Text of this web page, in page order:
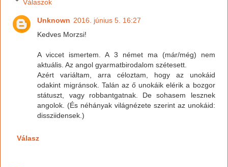
Válaszok
Unknown 2016. június 5. 16:27
Kedves Morzsi!
A viccet ismertem. A 3 német ma (már/még) nem
aktuális. Az angol gyarmatbirodalom szétesett.
Azért variáltam, arra céloztam, hogy az unokáid
odakint migránsok. Talán az ő unokáik elérik a bozgor
státuszt, vagy robbantgatnak. De sohasem lesznek
angolok. (És néhányak világnézete szerint az unokáid:
dissziidensek.)
Válasz